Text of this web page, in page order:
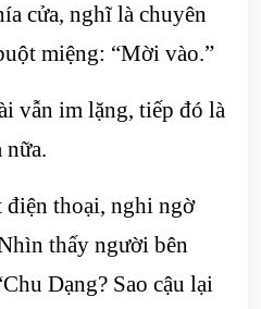
cửa, nghĩ là chuyên
miệng: “Mời vào.”
vẫn im lặng, tiếp đó là
nữa.
thoại, nghi ngờ
thấy người bên
Dạng? Sao cậu lại